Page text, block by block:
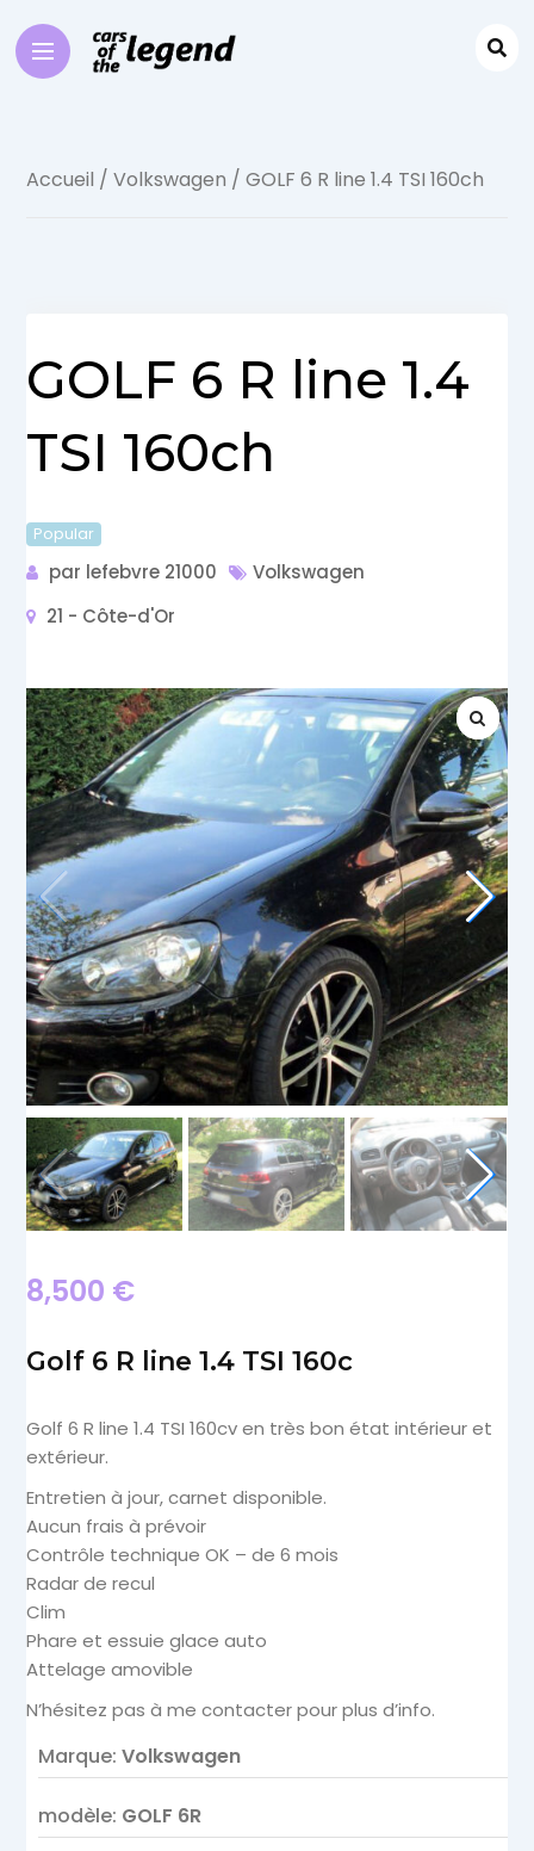
Accueil /Volkswagen / GOLF 6 R line 1.4 TSI 160ch
GOLF 6 R line 1.4
TSI 160ch
Popular
par lefebvre 21000
Volkswagen
21 - Côte-d'Or
8,500 €
Golf 6 R line 1.4 TSI 160c
Golf 6 R line 1.4 TSI 160cv en très bon état intérieur et
extérieur.
Entretien à jour, carnet disponible.
Aucun frais à prévoir
Contrôle technique OK – de 6 mois
Radar de recul
Clim
Phare et essuie glace auto
Attelage amovible
N’hésitez pas à me contacter pour plus d’info.
Marque:Volkswagen
modèle: GOLF 6R